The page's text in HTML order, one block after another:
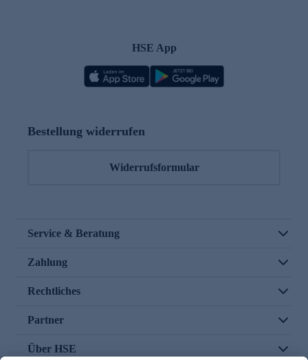
HSE App
Bestellung widerrufen
Widerrufsformular
Service & Beratung
Zahlung
Rechtliches
Partner
Über HSE